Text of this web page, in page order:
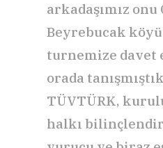
arkadaşımız onu
Beyrebucak
turnemize davet
orada
TÜVTÜRK,
halkı